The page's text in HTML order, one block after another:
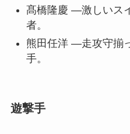
髙橋隆慶 —激しいス
者。
熊田任洋 —走攻守揃
手。
遊撃手